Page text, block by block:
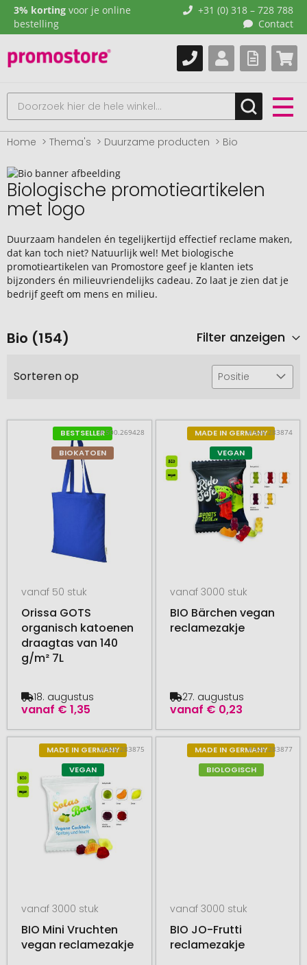
3% korting voor je online
bestelling
+31 (0) 318 – 728 788
Contact
Home Thema's Duurzame producten Bio
Biologische promotieartikelen
met logo
Duurzaam handelen én tegelijkertijd effectief reclame maken,
dat kan toch niet? Natuurlijk wel! Met biologische
promotieartikelen van Promostore geef je klanten iets
bijzonders én milieuvriendelijks cadeau. Zo laat je zien dat je
bedrijf geeft om mens en milieu.
Bio (154) Filter anzeigen
Sorteren op Positie
BESTSELLER
BIOKATOEN
# 500.269428
vanaf 50 stuk
Orissa GOTS
organisch katoenen
draagtas van 140
g/m² 7L
vanaf € 1,35
18. augustus
MADE IN GERMANY
VEGAN
# 545.283874
vanaf 3000 stuk
BIO Bärchen vegan
reclamezakje
vanaf € 0,23
27. augustus
MADE IN GERMANY
VEGAN
# 545.283875
vanaf 3000 stuk
BIO Mini Vruchten
vegan reclamezakje
MADE IN GERMANY
BIOLOGISCH
# 545.283877
vanaf 3000 stuk
BIO JO-Frutti
reclamezakje